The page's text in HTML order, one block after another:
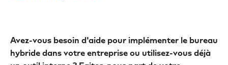
Avez-vous besoin d'aide pour implémenter le bureau
hybride dans votre entreprise ou utilisez-vous déjà